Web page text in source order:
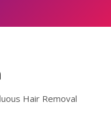
Hair Removal